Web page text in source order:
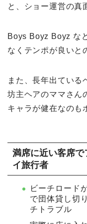
と、ショー運営の真
Boys Boyz Boyz な
なくテンポが良いと
また、長年出ている
坊主ヘアのママさん
キャラが健在なのも
満席に近い客席
イ旅行者
ビーチロード
で団体貸し切
チトラブル